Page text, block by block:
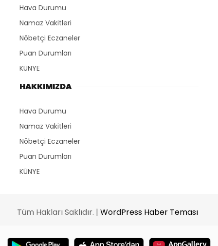
Hava Durumu
Namaz Vakitleri
Nöbetçi Eczaneler
Puan Durumları
KÜNYE
HAKKIMIZDA
Hava Durumu
Namaz Vakitleri
Nöbetçi Eczaneler
Puan Durumları
KÜNYE
Tüm Hakları Saklıdır. | WordPress Haber Teması